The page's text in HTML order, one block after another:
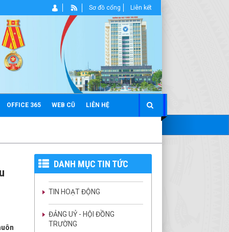
OFFICE 365 WEB CŨ LIÊN HỆ
Sơ đồ cổng Liên kết
DANH MỤC TIN TỨC
TIN HOẠT ĐỘNG
ĐẢNG UỶ - HỘI ĐỒNG
TRƯỜNG